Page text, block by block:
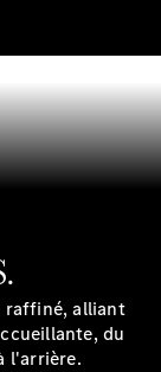
raffiné, alliant
du
l'arrière.